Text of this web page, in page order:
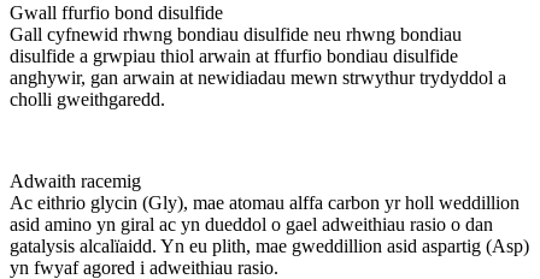
Gwall ffurfio bond disulfide
Gall cyfnewid rhwng bondiau disulfide neu rhwng bondiau
disulfide a grwpiau thiol arwain at ffurfio bondiau disulfide
anghywir, gan arwain at newidiadau mewn strwythur trydyddol a
cholli gweithgaredd.
Adwaith racemig
Ac eithrio glycin (Gly), mae atomau alffa carbon yr holl weddillion
asid amino yn giral ac yn dueddol o gael adweithiau rasio o dan
gatalysis alcalïaidd. Yn eu plith, mae gweddillion asid aspartig (Asp)
yn fwyaf agored i adweithiau rasio.